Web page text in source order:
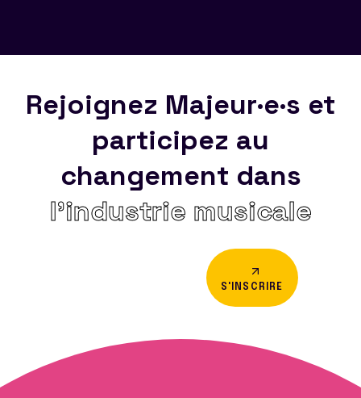
Rejoignez Majeur·e·s et
participez au
changement dans
l’industrie musicale
S'INSCRIRE